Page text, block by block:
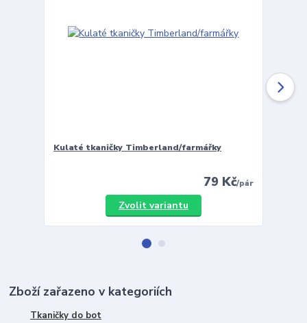
Kulaté tkaničky Timberland/farmářky
79 Kč/pár
Zvolit variantu
Zboží zařazeno v kategoriích
Tkaničky do bot